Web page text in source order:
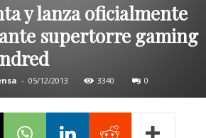
y lanza oficialmente
supertorre gaming
- 05/12/2013 3340 0